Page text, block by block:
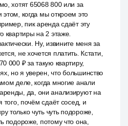
хотят 65068 800 или за
когда мы откроем это
пик аренда сдаёт эту
квартиры на 2 этаже.
Ну, извините меня за
не хочется платить. Кстати,
000 ₽ за такую квартиру,
но я уверен, что большинство
деле, когда многие анали
да, они анализируют на
того, почём сдаёт сосед, и
только чуть чуть подороже,
подороже, потому что она,